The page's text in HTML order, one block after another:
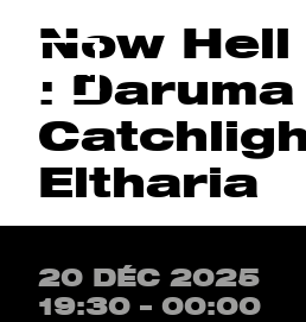
Now
: Daruma
Eltharia
20 DÉC 2025
19:30 – 00:00